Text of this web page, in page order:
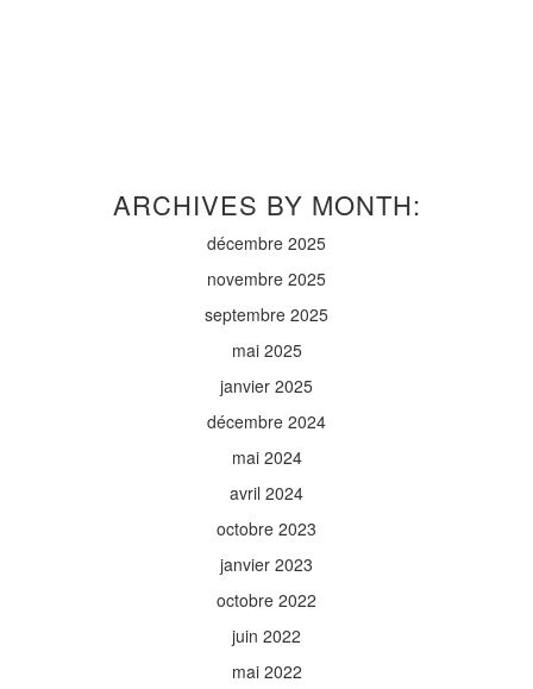
ARCHIVES BY MONTH:
décembre 2025
novembre 2025
septembre 2025
mai 2025
janvier 2025
décembre 2024
mai 2024
avril 2024
octobre 2023
janvier 2023
octobre 2022
juin 2022
mai 2022